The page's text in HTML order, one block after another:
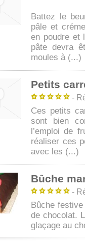
Battez le
pâle et
en poudre et
pâte devra
moules à (...)
Petits
-
Ces petits
sont bien
l’emploi de
réaliser ces
avec les (...)
Bûche
-
Bûche
de chocolat.
glaçage au